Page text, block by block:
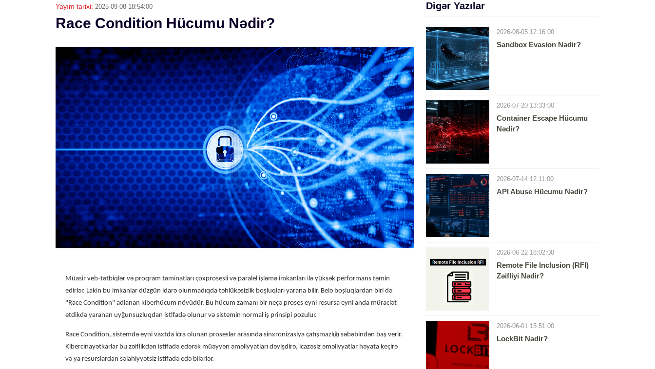
Yayım tarixi: 2025-09-08 18:54:00
Race Condition Hücumu Nədir?
Müasir veb-tətbiqlər və proqram təminatları çoxprosesli və paralel işləmə imkanları ilə yüksək performans təmin
edirlər. Lakin bu imkanlar düzgün idarə olunmadıqda təhlükəsizlik boşluqları yarana bilir. Belə boşluqlardan biri də
"Race Condition" adlanan kiberhücum növüdür. Bu hücum zamanı bir neçə proses eyni resursa eyni anda müraciət
etdikdə yaranan uyğunsuzluqdan istifadə olunur və sistemin normal iş prinsipi pozulur.
Race Condition, sistemdə eyni vaxtda icra olunan proseslər arasında sinxronizasiya çatışmazlığı səbəbindən baş verir.
Kibercinayətkarlar bu zəiflikdən istifadə edərək müəyyən əməliyyatları dəyişdirə, icazəsiz əməliyyatlar həyata keçirə
və ya resurslardan səlahiyyətsiz istifadə edə bilərlər.
Digər Yazılar
2026-08-05 12:16:00
Sandbox Evasion Nədir?
2026-07-20 13:33:00
Container Escape Hücumu
Nədir?
2026-07-14 12:11:00
API Abuse Hücumu Nədir?
2026-06-22 18:02:00
Remote File Inclusion (RFI)
Zəifliyi Nədir?
2026-06-01 15:51:00
LockBit Nədir?